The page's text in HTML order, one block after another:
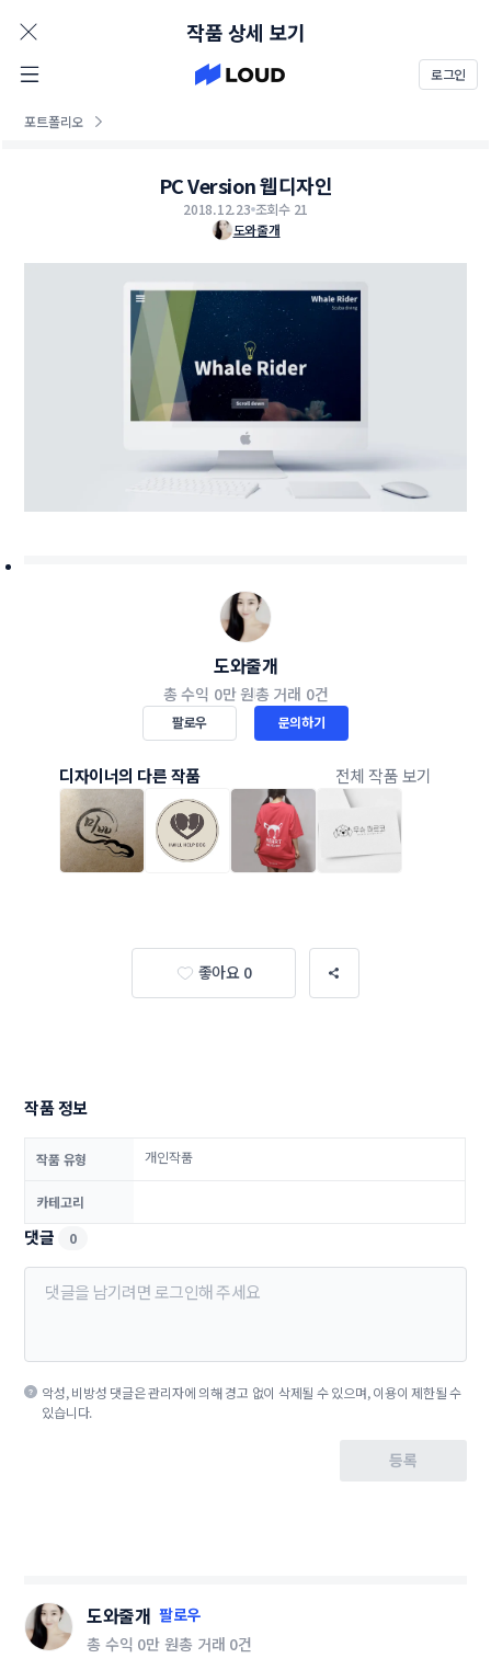
로그인
포트폴리오
작품 상세 보기
PC Version 웹디자인
2018.12.23 조회수 21
도와줄개
도와줄개
총 수익 0만 원총 거래 0건
팔로우 문의하기
디자이너의 다른 작품 전체 작품 보기
좋아요 0
작품 정보
작품 유형 개인작품
카테고리
댓글 0
악성, 비방성 댓글은 관리자에 의해 경고 없이 삭제될 수 있으며, 이용이 제한될 수
있습니다.
등록
도와줄개 팔로우
총 수익 0만 원총 거래 0건